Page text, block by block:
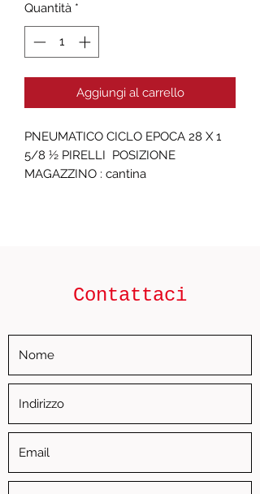
Quantità *
Aggiungi al carrello
PNEUMATICO CICLO EPOCA 28 X 1
5/8 ½ PIRELLI  POSIZIONE
MAGAZZINO : cantina
Contattaci